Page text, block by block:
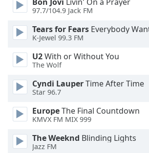
Opacity
Caption
Background
Color
Opacity
Font
Size
97.7/104.9 Jack FM
Tears for Fears Everybody Wants
K-Jewel 99.3 FM
U2With or Without You
The Wolf
Cyndi LauperTime After Time
Star 96.7
EuropeThe Final Countdown
KMVX FM MIX 999
The Weeknd Blinding Lights
Jazz FM